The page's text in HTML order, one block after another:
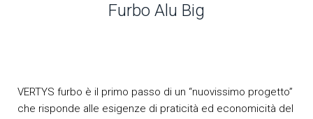
Furbo Alu Big
VERTYS furbo è il primo passo di un “nuovissimo progetto”
che risponde alle esigenze di praticità ed economicità del